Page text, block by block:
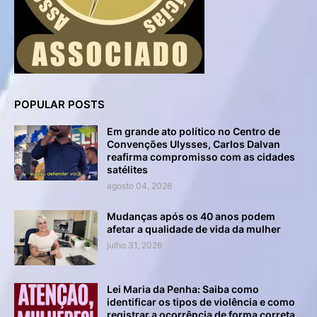
POPULAR POSTS
Em grande ato político no Centro de
Convenções Ulysses, Carlos Dalvan
reafirma compromisso com as cidades
satélites
agosto 04, 2026
Mudanças após os 40 anos podem
afetar a qualidade de vida da mulher
julho 31, 2026
Lei Maria da Penha: Saiba como
identificar os tipos de violência e como
registrar a ocorrência de forma correta